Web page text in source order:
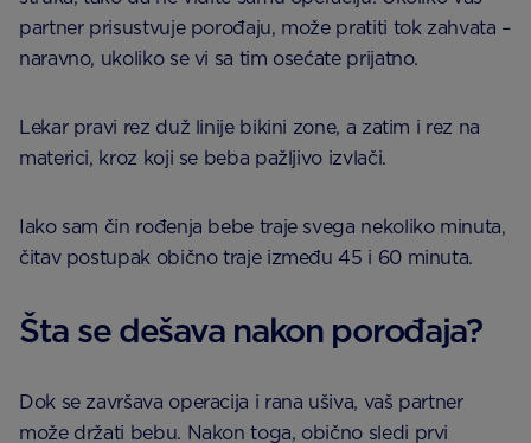
partner prisustvuje porođaju, može pratiti tok zahvata –
naravno, ukoliko se vi sa tim osećate prijatno.
Lekar pravi rez duž linije bikini zone, a zatim i rez na
materici, kroz koji se beba pažljivo izvlači.
Iako sam čin rođenja bebe traje svega nekoliko minuta,
čitav postupak obično traje između 45 i 60 minuta.
Šta se dešava nakon porođaja?
Dok se završava operacija i rana ušiva, vaš partner
može držati bebu. Nakon toga, obično sledi prvi